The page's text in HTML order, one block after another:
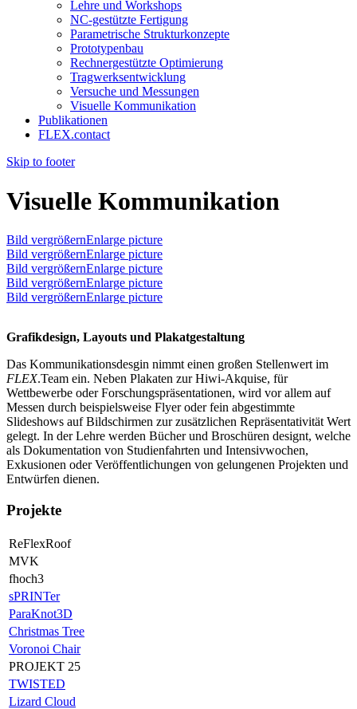
Lehre und Workshops
NC-gestützte Fertigung
Parametrische Strukturkonzepte
Prototypenbau
Rechnergestützte Optimierung
Tragwerksentwicklung
Versuche und Messungen
Visuelle Kommunikation
Publikationen
FLEX.contact
Skip to footer
Visuelle Kommunikation
Bild vergrößernEnlarge picture
Bild vergrößernEnlarge picture
Bild vergrößernEnlarge picture
Bild vergrößernEnlarge picture
Bild vergrößernEnlarge picture
Grafikdesign, Layouts und Plakatgestaltung
Das Kommunikationsdesgin nimmt einen großen Stellenwert im
FLEX.Team ein. Neben Plakaten zur Hiwi-Akquise, für
Wettbewerbe oder Forschungspräsentationen, wird vor allem auf
Messen durch beispielsweise Flyer oder fein abgestimmte
Slideshows auf Bildschirmen zur zusätzlichen Repräsentativität Wert
gelegt. In der Lehre werden Bücher und Broschüren designt, welche
als Dokumentation von Studienfahrten und Intensivwochen,
Exkusionen oder Veröffentlichungen von gelungenen Projekten und
Entwürfen dienen.
Projekte
ReFlexRoof
MVK
fhoch3
sPRINTer
ParaKnot3D
Christmas Tree
Voronoi Chair
PROJEKT 25
TWISTED
Lizard Cloud